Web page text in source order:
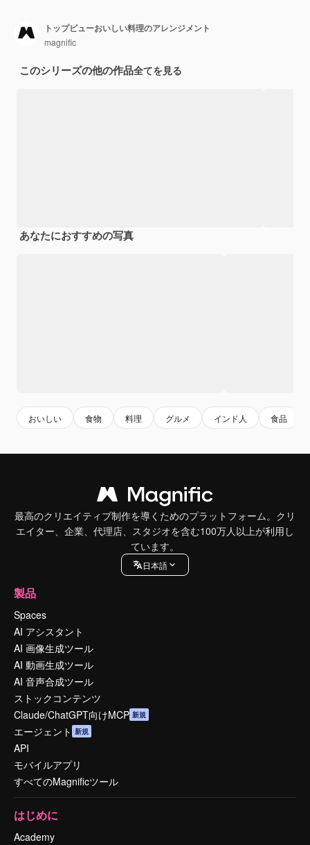
トップビューおいしい料理のアレンジメント
magnific
このシリーズの他の作品全てを見る
あなたにおすすめの写真
おいしい 食物 料理 グルメ インド人 食品
最高のクリエイティブ制作を導くためのプラットフォーム。クリ
エイター、企業、代理店、スタジオを含む100万人以上が利用し
ています。
日本語
製品
Spaces
AI アシスタント
AI 画像生成ツール
AI 動画生成ツール
AI 音声合成ツール
ストックコンテンツ
Claude/ChatGPT向けMCP 新規
エージェント 新規
API
モバイルアプリ
すべてのMagnificツール
はじめに
Academy